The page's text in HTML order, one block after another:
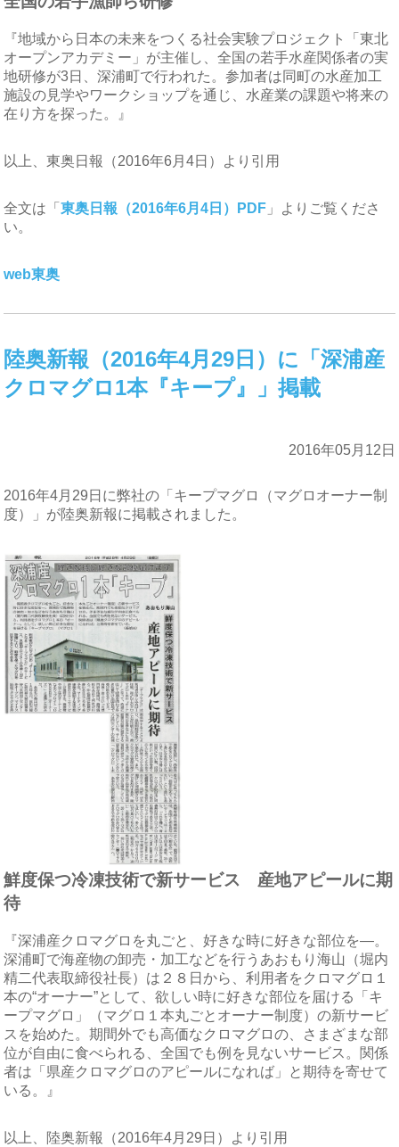
『地域から日本の未来をつくる社会実験プロジェクト「東北
オープンアカデミー」が主催し、全国の若手水産関係者の実
地研修が3日、深浦町で行われた。参加者は同町の水産加工
施設の見学やワークショップを通じ、水産業の課題や将来の
在り方を探った。』
以上、東奥日報（2016年6月4日）より引用
全文は「東奥日報（2016年6月4日）PDF 」よりご覧くださ
い。
web東奥
陸奥新報（2016年4月29日）に「深浦産
クロマグロ1本『キープ』」掲載
2016年05月12日
2016年4月29日に弊社の「キープマグロ（マグロオーナー制
度）」が陸奥新報に掲載されました。
鮮度保つ冷凍技術で新サービス 産地アピールに期
待
『深浦産クロマグロを丸ごと、好きな時に好きな部位を―。
深浦町で海産物の卸売・加工などを行うあおもり海山（堀内
精二代表取締役社長）は２８日から、利用者をクロマグロ１
本の“オーナー”として、欲しい時に好きな部位を届ける「キ
ープマグロ」（マグロ１本丸ごとオーナー制度）の新サービ
スを始めた。期間外でも高価なクロマグロの、さまざまな部
位が自由に食べられる、全国でも例を見ないサービス。関係
者は「県産クロマグロのアピールになれば」と期待を寄せて
いる。』
以上、陸奥新報（2016年4月29日）より引用